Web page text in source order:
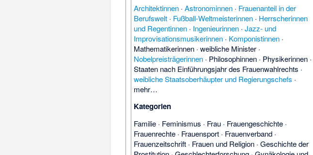
Architektinnen ·Astronominnen · Frauenanteil in der
Berufswelt · Fußball-Weltmeisterinnen · Herrscherinnen
und Regentinnen · Ingenieurinnen ·Jazz- und
Improvisationsmusikerinnen · Komponistinnen ·
Mathematikerinnen ·weibliche Minister ·
Nobelpreisträgerinnen · Philosophinnen · Physikerinnen ·
Staaten nach Einführungsjahr des Frauenwahlrechts ·
weibliche Staatsoberhäupter und Regierungschefs ·
mehr…
Kategorien
Familie · Feminismus · Frau · Frauengeschichte ·
Frauenrechte · Frauensport · Frauenverband ·
Frauenzeitschrift · Frauen und Religion ·Geschichte der